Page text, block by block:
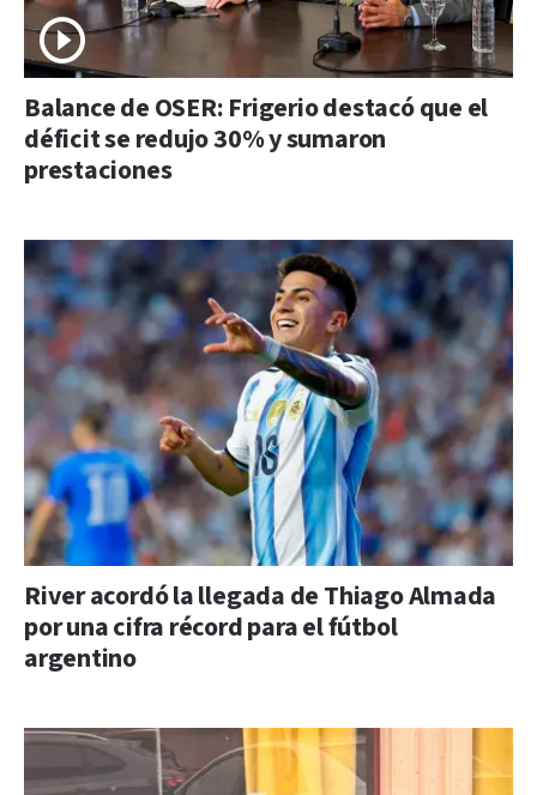
Balance de OSER: Frigerio destacó que el
déficit se redujo 30% y sumaron
prestaciones
River acordó la llegada de Thiago Almada
por una cifra récord para el fútbol
argentino